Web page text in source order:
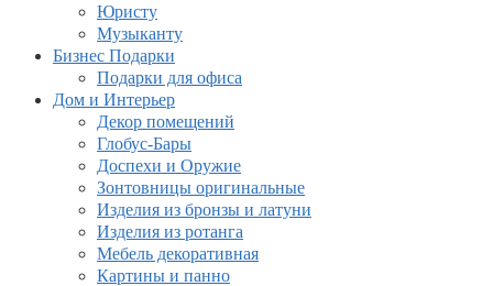
Юристу
Музыканту
Бизнес Подарки
Подарки для офиса
Дом и Интерьер
Декор помещений
Глобус-Бары
Доспехи и Оружие
Зонтовницы оригинальные
Изделия из бронзы и латуни
Изделия из ротанга
Мебель декоративная
Картины и панно